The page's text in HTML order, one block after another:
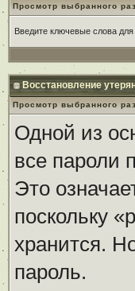
Просмотр выбранного
Введите ключевые слова для
Восстановление
Просмотр выбранного
Одной из
все пароли
Это
поскольку
хранится.
пароль.